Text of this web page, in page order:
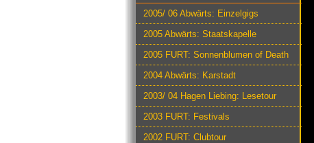
2005/ 06 Abwärts: Einzelgigs
2005 Abwärts: Staatskapelle
2005 FURT: Sonnenblumen of Death
2004 Abwärts: Karstadt
2003/ 04 Hagen Liebing: Lesetour
2003 FURT: Festivals
2002 FURT: Clubtour